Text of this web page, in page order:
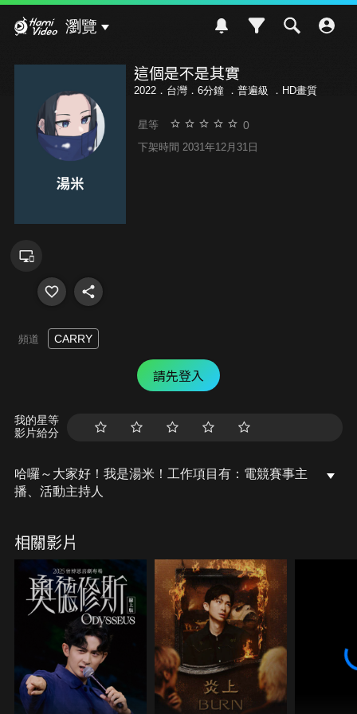
瀏覽
這個是不是其實
2022．台灣．6分鐘 ． 普遍級 ．HD畫質
星等 0
下架時間 2031年12月31日
頻道 CARRY
請先登入
我的星等
影片給分
哈囉～大家好！我是湯米！工作項目有：電競賽事主
播、活動主持人
相關影片